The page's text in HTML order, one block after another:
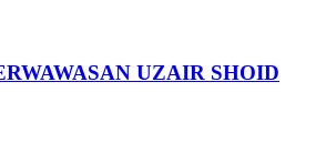
UZAIR SHOID